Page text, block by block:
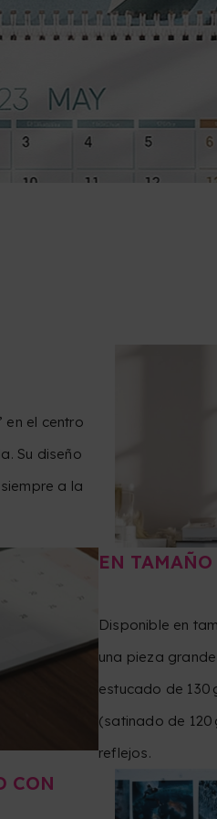
en el centro
Su diseño
a la
EN
Disponible en
una pieza
estucado de 130
(satinado de 120
reflejos.
CON